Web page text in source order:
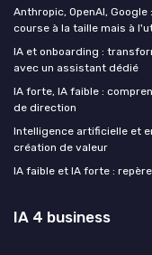
Anthropic, OpenAI,
course à la taille mais à
IA et onboarding :
avec un assistant dédié
IA forte, IA faible :
de direction
Intelligence artificielle et
création de valeur
IA faible et IA forte :
IA 4 business